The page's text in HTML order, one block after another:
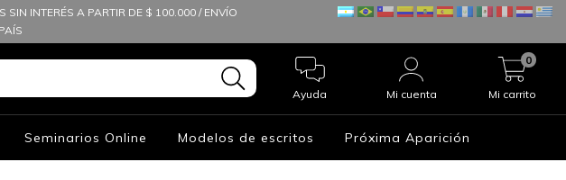
SIN INTERÉS A PARTIR DE $ 100.000 / ENVÍO
Ayuda Mi cuenta Mi carrito
0
Seminarios Online Modelos de escritos Próxima Aparición